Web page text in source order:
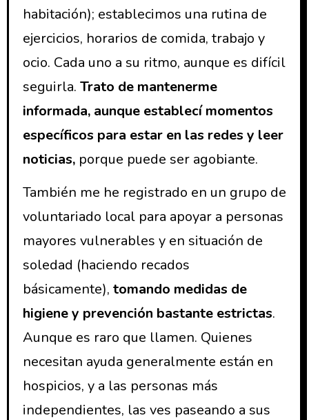
habitación); establecimos una rutina de
ejercicios, horarios de comida, trabajo y
ocio. Cada uno a su ritmo, aunque es difícil
seguirla. Trato de mantenerme
informada, aunque establecí momentos
específicos para estar en las redes y leer
noticias,porque puede ser agobiante.
También me he registrado en un grupo de
voluntariado local para apoyar a personas
mayores vulnerables y en situación de
soledad (haciendo recados
básicamente), tomando medidas de
higiene y prevención bastante estrictas.
Aunque es raro que llamen. Quienes
necesitan ayuda generalmente están en
hospicios, y a las personas más
independientes, las ves paseando a sus